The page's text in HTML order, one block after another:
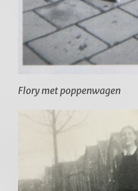
Flory met poppenwagen